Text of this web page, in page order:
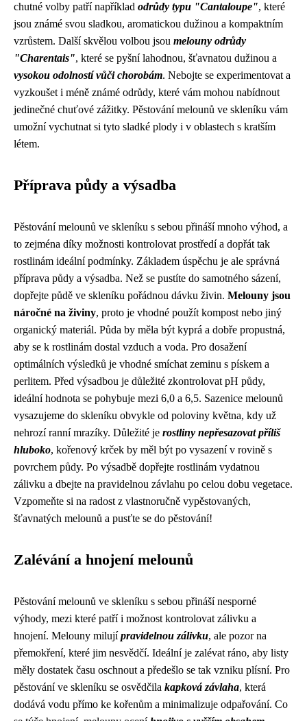
chutné volby patří například odrůdy typu "Cantaloupe", které
jsou známé svou sladkou, aromatickou dužinou a kompaktním
vzrůstem. Další skvělou volbou jsou melouny odrůdy
"Charentais", které se pyšní lahodnou, šťavnatou dužinou a
vysokou odolností vůči chorobám. Nebojte se experimentovat a
vyzkoušet i méně známé odrůdy, které vám mohou nabídnout
jedinečné chuťové zážitky. Pěstování melounů ve skleníku vám
umožní vychutnat si tyto sladké plody i v oblastech s kratším
létem.
Příprava půdy a výsadba
Pěstování melounů ve skleníku s sebou přináší mnoho výhod, a
to zejména díky možnosti kontrolovat prostředí a dopřát tak
rostlinám ideální podmínky. Základem úspěchu je ale správná
příprava půdy a výsadba. Než se pustíte do samotného sázení,
dopřejte půdě ve skleníku pořádnou dávku živin. Melouny jsou
náročné na živiny, proto je vhodné použít kompost nebo jiný
organický materiál. Půda by měla být kyprá a dobře propustná,
aby se k rostlinám dostal vzduch a voda. Pro dosažení
optimálních výsledků je vhodné smíchat zeminu s pískem a
perlitem. Před výsadbou je důležité zkontrolovat pH půdy,
ideální hodnota se pohybuje mezi 6,0 a 6,5. Sazenice melounů
vysazujeme do skleníku obvykle od poloviny května, kdy už
nehrozí ranní mrazíky. Důležité je rostliny nepřesazovat příliš
hluboko, kořenový krček by měl být po vysazení v rovině s
povrchem půdy. Po výsadbě dopřejte rostlinám vydatnou
zálivku a dbejte na pravidelnou závlahu po celou dobu vegetace.
Vzpomeňte si na radost z vlastnoručně vypěstovaných,
šťavnatých melounů a pusťte se do pěstování!
Zalévání a hnojení melounů
Pěstování melounů ve skleníku s sebou přináší nesporné
výhody, mezi které patří i možnost kontrolovat zálivku a
hnojení. Melouny milujípravidelnou zálivku, ale pozor na
přemokření, které jim nesvědčí. Ideální je zalévat ráno, aby listy
měly dostatek času oschnout a předešlo se tak vzniku plísní. Pro
pěstování ve skleníku se osvědčila kapková závlaha, která
dodává vodu přímo ke kořenům a minimalizuje odpařování. Co